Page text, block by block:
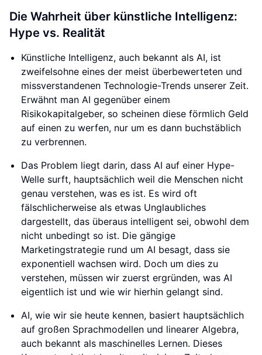
Die Wahrheit über künstliche Intelligenz:
Hype vs. Realität
Künstliche Intelligenz, auch bekannt als AI, ist
zweifelsohne eines der meist überbewerteten und
missverstandenen Technologie-Trends unserer Zeit.
Erwähnt man AI gegenüber einem
Risikokapitalgeber, so scheinen diese förmlich Geld
auf einen zu werfen, nur um es dann buchstäblich
zu verbrennen.
Das Problem liegt darin, dass AI auf einer Hype-
Welle surft, hauptsächlich weil die Menschen nicht
genau verstehen, was es ist. Es wird oft
fälschlicherweise als etwas Unglaubliches
dargestellt, das überaus intelligent sei, obwohl dem
nicht unbedingt so ist. Die gängige
Marketingstrategie rund um AI besagt, dass sie
exponentiell wachsen wird. Doch um dies zu
verstehen, müssen wir zuerst ergründen, was AI
eigentlich ist und wie wir hierhin gelangt sind.
AI, wie wir sie heute kennen, basiert hauptsächlich
auf großen Sprachmodellen und linearer Algebra,
auch bekannt als maschinelles Lernen. Dieses